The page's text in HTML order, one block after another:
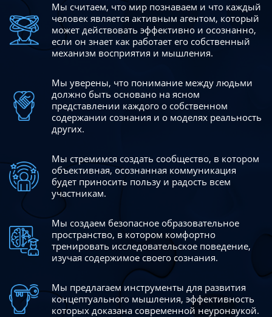
Мы считаем, что мир познаваем и что каждый
человек является активным агентом, который
может действовать эффективно и осознанно,
если он знает как работает его собственный
механизм восприятия и мышления.
Мы уверены, что понимание между людьми
должно быть основано на ясном
представлении каждого о собственном
содержании сознания и о моделях реальность
других.
Мы стремимся создать сообщество, в котором
объективная, осознанная коммуникация
будет приносить пользу и радость всем
участникам.
Мы создаем безопасное образовательное
пространство, в котором комфортно
тренировать исследовательское поведение,
изучая содержимое своего сознания.
Мы предлагаем инструменты для развития
концептуального мышления, эффективность
которых доказана современной неуронаукой.